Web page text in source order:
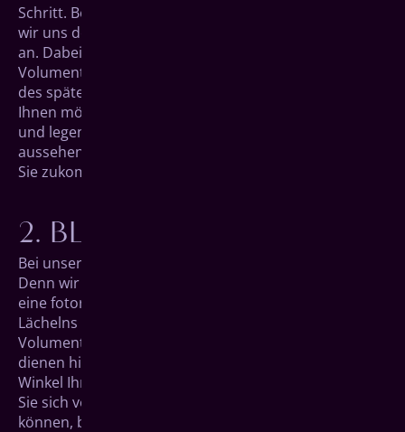
Schritt. Bei einem ersten Beratungs­gespräch schauen
wir uns dem aktuellen Zustand in Ihrem Mundraum
an. Dabei hilft uns hochmoderne Digitale
Volumentomographie (DVT) bei der präzisen Planung
des späteren Eingriffs. Außerdem besprechen wir mit
Ihnen mögliche Wünsche, nehmen Ihnen Ihre Sorgen
und legen im Detail fest, wie die kommenden Schritte
aussehen werden, damit Sie jederzeit wissen, was auf
Sie zukommt.
BLICK IN DIE ZUKUNFT
Bei unserem zweiten Gespräch wird es aufregend.
Denn wir können Ihnen in einer digitalen Vorschau
eine foto­realistische Darstellung Ihres neuen
Lächelns präsen­tieren. Die Aufnahmen der Digitalen
Volumentomographie (DVT) aus unserem Erst­termin
dienen hierfür als Basis, an der wir im Detail jeden
Winkel Ihrer neuen Zähne betrachten können. Haben
Sie sich von der zukünftigen Optik überzeugen
können, bereiten wir im Anschluss alles für den